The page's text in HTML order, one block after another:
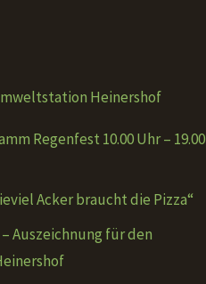
Heinershof
Regenfest 10.00 Uhr – 19.00
Acker braucht die Pizza“
Auszeichnung für den